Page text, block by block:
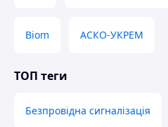
Монтаж датчика за
датчиків можна
Для надійного
Biom АСКО-УКРЕМ
ТОП теги
Безпровідна сигналізація